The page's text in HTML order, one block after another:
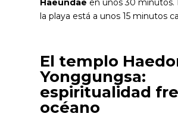
Haeundae en unos 30 minutos.
la playa está a unos 15 minutos
El templo
Yonggungsa:
espiritualidad
océano